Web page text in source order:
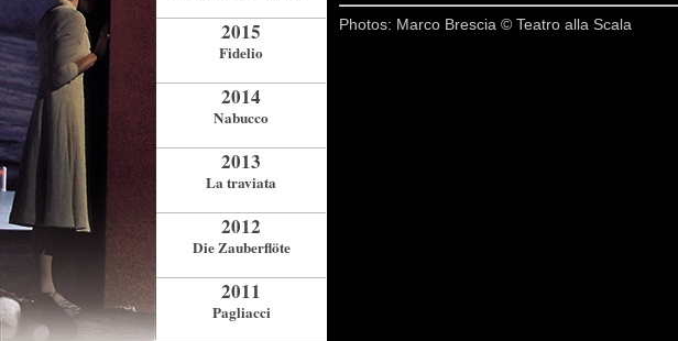
2015
Fidelio
2014
Nabucco
2013
La traviata
2012
Die Zauberflöte
2011
Pagliacci
Photos: Marco Brescia © Teatro alla Scala